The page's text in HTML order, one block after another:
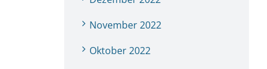
November 2022
Oktober 2022